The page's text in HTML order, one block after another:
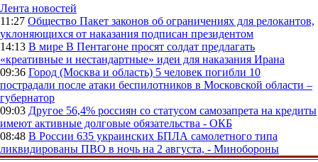
Лента новостей
11:27 Общество Пакет законов об ограничениях для релокантов,
уклоняющихся от наказания подписан президентом
14:13 В мире В Пентагоне просят солдат предлагать
«креативные и нестандартные» идеи для наказания Ирана
09:36 Город (Москва и область) 5 человек погибли 10
пострадали после атаки беспилотников в Московской области –
губернатор
09:03 Другое 56,4% россиян со статусом самозапрета на кредиты
имеют активные долговые обязательства - ОКБ
08:48 В России 635 украинских БПЛА самолетного типа
ликвидированы ПВО в ночь на 2 августа, - Минобороны